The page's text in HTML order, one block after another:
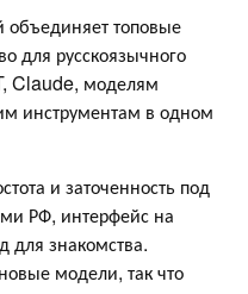
топовые
для русскоязычного
Claude, моделям
инструментам в одном
и заточенность под
РФ, интерфейс на
для знакомства.
модели, так что